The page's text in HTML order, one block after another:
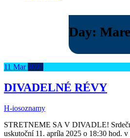
Day:
11 Mar 2025
DIVADELNÉ RÉVY
H-iosoznamy
STRETNEME SA V DIVADLE!
uskutoční 11. apríla 2025 o 18:30 hod.